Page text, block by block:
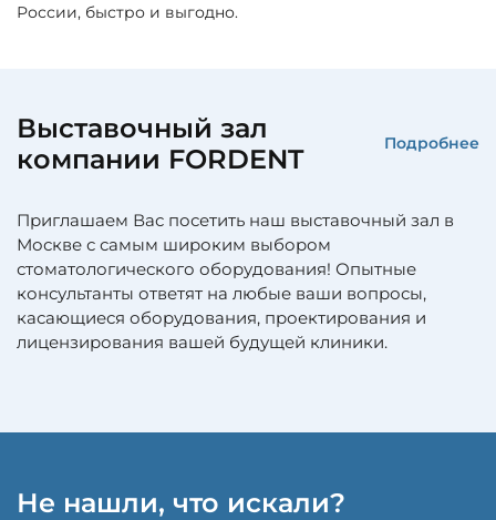
России, быстро и выгодно.
Выставочный зал
компании FORDENT
Подробнее
Приглашаем Вас посетить наш выставочный зал в
Москве с самым широким выбором
стоматологического оборудования! Опытные
консультанты ответят на любые ваши вопросы,
касающиеся оборудования, проектирования и
лицензирования вашей будущей клиники.
Не нашли, что искали?